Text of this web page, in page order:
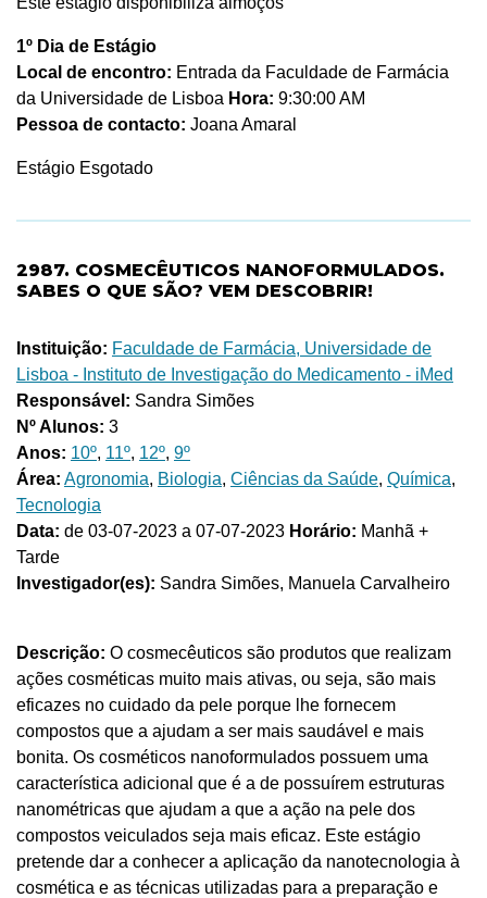
1º Dia de Estágio
Local de encontro: Entrada da Faculdade de Farmácia
da Universidade de Lisboa Hora: 9:30:00 AM
Pessoa de contacto: Joana Amaral
Estágio Esgotado
2987. COSMECÊUTICOS NANOFORMULADOS.
SABES O QUE SÃO? VEM DESCOBRIR!
Instituição: Faculdade de Farmácia, Universidade de
Lisboa - Instituto de Investigação do Medicamento - iMed
Responsável: Sandra Simões
Nº Alunos: 3
Anos: 10º, 11º, 12º, 9º
Área: Agronomia, Biologia, Ciências da Saúde, Química,
Tecnologia
Data: de 03-07-2023 a 07-07-2023 Horário: Manhã +
Tarde
Investigador(es): Sandra Simões, Manuela Carvalheiro
Descrição: O cosmecêuticos são produtos que realizam
ações cosméticas muito mais ativas, ou seja, são mais
eficazes no cuidado da pele porque lhe fornecem
compostos que a ajudam a ser mais saudável e mais
bonita. Os cosméticos nanoformulados possuem uma
característica adicional que é a de possuírem estruturas
nanométricas que ajudam a que a ação na pele dos
compostos veiculados seja mais eficaz. Este estágio
pretende dar a conhecer a aplicação da nanotecnologia à
cosmética e as técnicas utilizadas para a preparação e